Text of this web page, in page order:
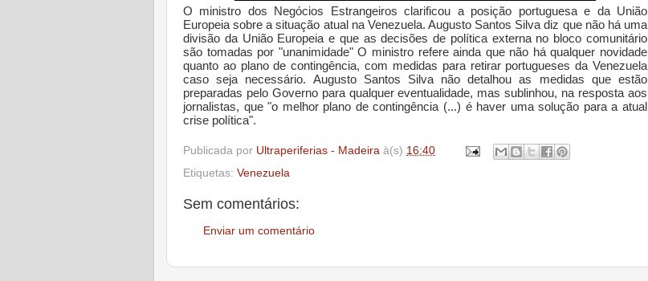
O ministro dos Negócios Estrangeiros clarificou a posição portuguesa e da União
Europeia sobre a situação atual na Venezuela. Augusto Santos Silva diz que não há uma
divisão da União Europeia e que as decisões de política externa no bloco comunitário
são tomadas por "unanimidade" O ministro refere ainda que não há qualquer novidade
quanto ao plano de contingência, com medidas para retirar portugueses da Venezuela
caso seja necessário. Augusto Santos Silva não detalhou as medidas que estão
preparadas pelo Governo para qualquer eventualidade, mas sublinhou, na resposta aos
jornalistas, que "o melhor plano de contingência (...) é haver uma solução para a atual
crise política".
Publicada por Ultraperiferias - Madeira à(s) 16:40
Etiquetas: Venezuela
Sem comentários:
Enviar um comentário